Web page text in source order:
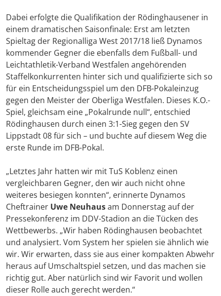
Dabei erfolgte die Qualifikation der Rödinghausener in
einem dramatischen Saisonfinale: Erst am letzten
Spieltag der Regionalliga West 2017/18 ließ Dynamos
kommender Gegner die ebenfalls dem Fußball- und
Leichtathletik-Verband Westfalen angehörenden
Staffelkonkurrenten hinter sich und qualifizierte sich so
für ein Entscheidungsspiel um den DFB-Pokaleinzug
gegen den Meister der Oberliga Westfalen. Dieses K.O.-
Spiel, gleichsam eine „Pokalrunde null“, entschied
Rödinghausen durch einen 3:1-Sieg gegen den SV
Lippstadt 08 für sich – und buchte auf diesem Weg die
erste Runde im DFB-Pokal.
„Letztes Jahr hatten wir mit TuS Koblenz einen
vergleichbaren Gegner, den wir auch nicht ohne
weiteres besiegen konnten“, erinnerte Dynamos
Cheftrainer Uwe Neuhausam Donnerstag auf der
Pressekonferenz im DDV-Stadion an die Tücken des
Wettbewerbs. „Wir haben Rödinghausen beobachtet
und analysiert. Vom System her spielen sie ähnlich wie
wir. Wir erwarten, dass sie aus einer kompakten Abwehr
heraus auf Umschaltspiel setzen, und das machen sie
richtig gut. Aber natürlich sind wir Favorit und wollen
dieser Rolle auch gerecht werden.“